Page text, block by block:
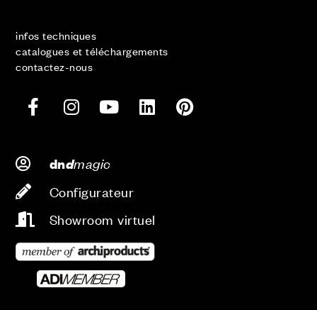
infos techniques
catalogues et téléchargements
contactez-nous
dndmagic
Configurateur
Showroom virtuel